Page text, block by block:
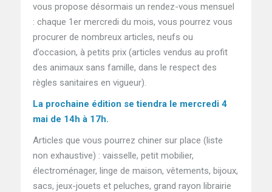
vous propose désormais un rendez-vous mensuel
: chaque 1er mercredi du mois, vous pourrez vous
procurer de nombreux articles, neufs ou
d’occasion, à petits prix (articles vendus au profit
des animaux sans famille, dans le respect des
règles sanitaires en vigueur).
La prochaine édition se tiendra le mercredi 4
mai de 14h à 17h.
Articles que vous pourrez chiner sur place (liste
non exhaustive) : vaisselle, petit mobilier,
électroménager, linge de maison, vêtements, bijoux,
sacs, jeux-jouets et peluches, grand rayon librairie